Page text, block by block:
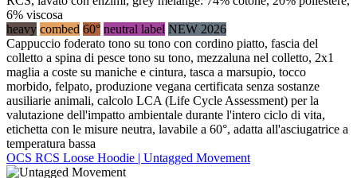
6% viscosa
heavy combed 60° neutral label NEW 2026
Cappuccio foderato tono su tono con cordino piatto, fascia del
colletto a spina di pesce tono su tono, mezzaluna nel colletto, 2x1
maglia a coste su maniche e cintura, tasca a marsupio, tocco
morbido, felpato, produzione vegana certificata senza sostanze
ausiliarie animali, calcolo LCA (Life Cycle Assessment) per la
valutazione dell'impatto ambientale durante l'intero ciclo di vita,
etichetta con le misure neutra, lavabile a 60°, adatta all'asciugatrice a
temperatura bassa
OCS RCS Loose Hoodie | Untagged Movement